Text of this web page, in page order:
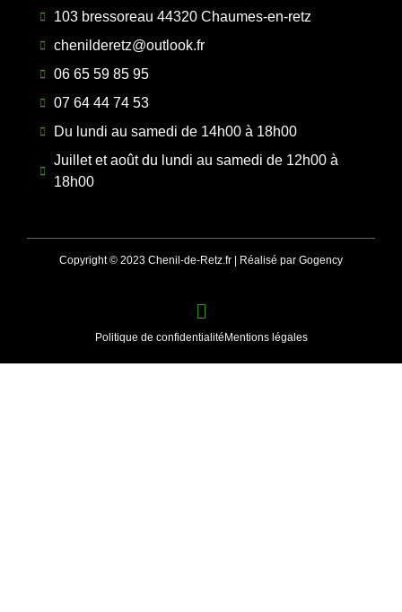
103 bressoreau 44320 Chaumes-en-retz
chenilderetz@outlook.fr
06 65 59 85 95
07 64 44 74 53
Du lundi au samedi de 14h00 à 18h00
Juillet et août du lundi au samedi de 12h00 à
18h00
Copyright © 2023 Chenil-de-Retz.fr | Réalisé par Gogency
Politique de confidentialitéMentions légales